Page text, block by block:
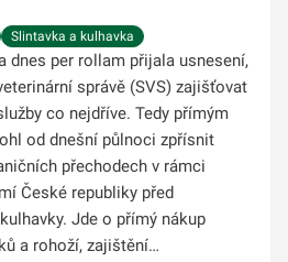
Slintavka a kulhavka
dnes per rollam přijala usnesení,
správě (SVS) zajišťovat
co nejdříve. Tedy přímým
od dnešní půlnoci zpřísnit
přechodech v rámci
České republiky před
Jde o přímý nákup
a rohoží, zajištění…